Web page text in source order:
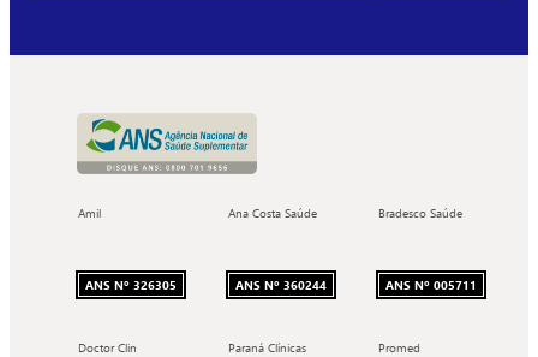
Amil
ANS Nº 326305
Ana Costa Saúde
ANS Nº 360244
Bradesco Saúde
ANS Nº 005711
Doctor Clin Paraná Clínicas Promed